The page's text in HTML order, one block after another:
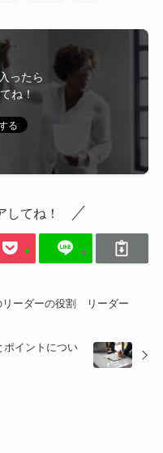
ったら
ね！
してね！
リーダーの役割 リーダー
ポイントについ